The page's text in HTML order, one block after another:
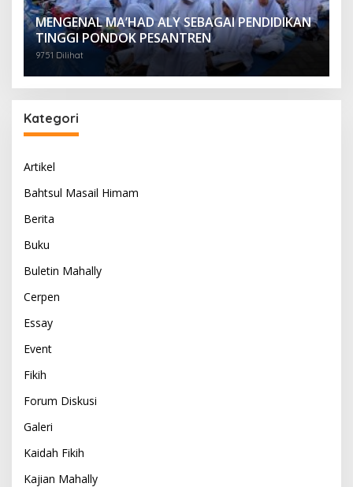
MENGENAL MA’HAD ALY SEBAGAI PENDIDIKAN
TINGGI PONDOK PESANTREN
9751 Dilihat
Kategori
Artikel
Bahtsul Masail Himam
Berita
Buku
Buletin Mahally
Cerpen
Essay
Event
Fikih
Forum Diskusi
Galeri
Kaidah Fikih
Kajian Mahally